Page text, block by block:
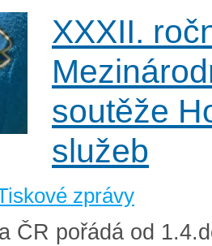
XXXII.
soutěže
služeb
zprávy
ČR pořádá od